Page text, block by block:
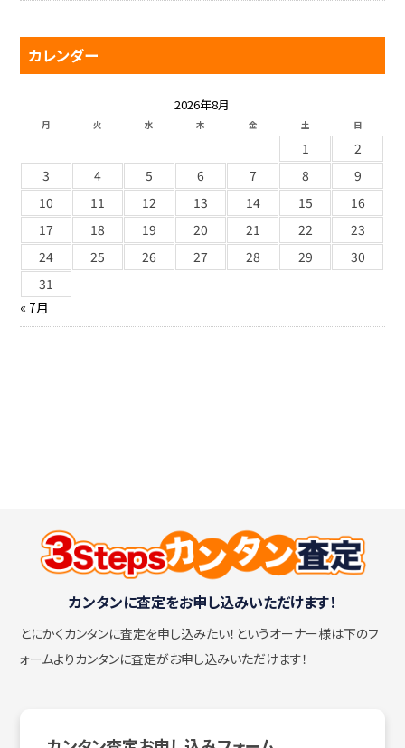
カレンダー
2026年8月
月 火 水 木 金 土 日
1
2
3
4 5 6 7 8
9
10
11 12 13 14 15
16
17
18 19 20 21 22
23
24
25 26 27 28 29
30
31
« 7月
カンタンに査定をお申し込みいただけます！
とにかくカンタンに査定を申し込みたい！ というオーナー様は下のフ
ォームよりカンタンに査定がお申し込みいただけます！